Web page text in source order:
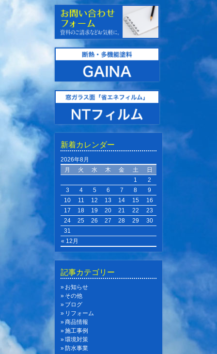
新着カレンダー
2026年8月
月
火 水 木 金 土 日
« 12月
1
2
3
4 5 6 7 8
9
10
11 12 13 14 15
16
17
18 19 20 21 22
23
24
25 26 27 28 29
30
31
記事カテゴリー
お知らせ
その他
ブログ
リフォーム
商品情報
施工事例
環境対策
防水事業